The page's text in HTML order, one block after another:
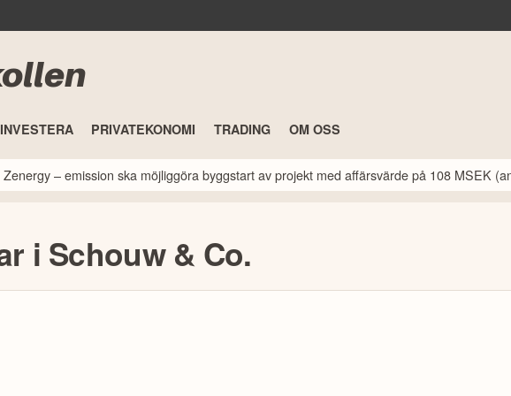
INVESTERA PRIVATEKONOMI TRADING OM OSS
Zenergy – emission ska möjliggöra byggstart av projekt med affärsvärde på 108 MSEK
i Schouw & Co.